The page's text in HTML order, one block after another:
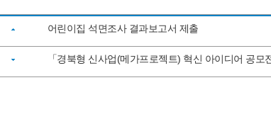
어린이집 석면조사 결과보고서 제출
「경북형 신사업(메가프로젝트) 혁신 아이디어 공모